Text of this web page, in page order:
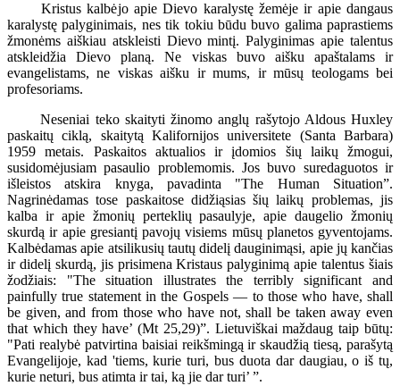
Kristus kalbėjo apie Dievo karalystę žemėje ir apie dangaus
karalystę palyginimais, nes tik tokiu būdu buvo galima paprastiems
žmonėms aiškiau atskleisti Dievo mintį. Palyginimas apie talentus
atskleidžia Dievo planą. Ne viskas buvo aišku apaštalams ir
evangelistams, ne viskas aišku ir mums, ir mūsų teologams bei
profesoriams.
Neseniai teko skaityti žinomo anglų rašytojo Aldous Huxley
paskaitų ciklą, skaitytą Kalifornijos universitete (Santa Barbara)
1959 metais. Paskaitos aktualios ir įdomios šių laikų žmogui,
susidomėjusiam pasaulio problemomis. Jos buvo suredaguotos ir
išleistos atskira knyga, pavadinta "The Human Situation”.
Nagrinėdamas tose paskaitose didžiąsias šių laikų problemas, jis
kalba ir apie žmonių perteklių pasaulyje, apie daugelio žmonių
skurdą ir apie gresiantį pavojų visiems mūsų planetos gyventojams.
Kalbėdamas apie atsilikusių tautų didelį dauginimąsi, apie jų kančias
ir didelį skurdą, jis prisimena Kristaus palyginimą apie talentus šiais
žodžiais: "The situation illustrates the terribly significant and
painfully true statement in the Gospels — to those who have, shall
be given, and from those who have not, shall be taken away even
that which they have’ (Mt 25,29)”. Lietuviškai maždaug taip būtų:
"Pati realybė patvirtina baisiai reikšmingą ir skaudžią tiesą, parašytą
Evangelijoje, kad 'tiems, kurie turi, bus duota dar daugiau, o iš tų,
kurie neturi, bus atimta ir tai, ką jie dar turi’ ”.